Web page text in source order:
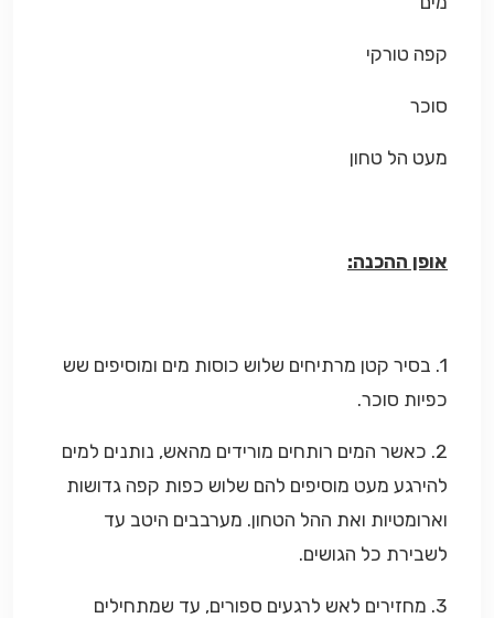
קפה טורקי
סוכר
מעט הל טחון
אופן ההכנה:
1. בסיר קטן מרתיחים שלוש כוסות מים ומוסיפים שש
כפיות סוכר.
2. כאשר המים רותחים מורידים מהאש, נותנים למים
להירגע מעט מוסיפים להם שלוש כפות קפה גדושות
וארומטיות ואת ההל הטחון. מערבבים היטב עד
לשבירת כל הגושים.
3. מחזירים לאש לרגעים ספורים, עד שמתחילים